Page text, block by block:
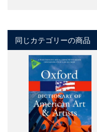
同じカテゴリーの商品